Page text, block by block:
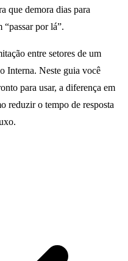
que demora dias para
“passar por lá”.
entre setores de um
Interna. Neste guia você
para usar, a diferença em
reduzir o tempo de resposta